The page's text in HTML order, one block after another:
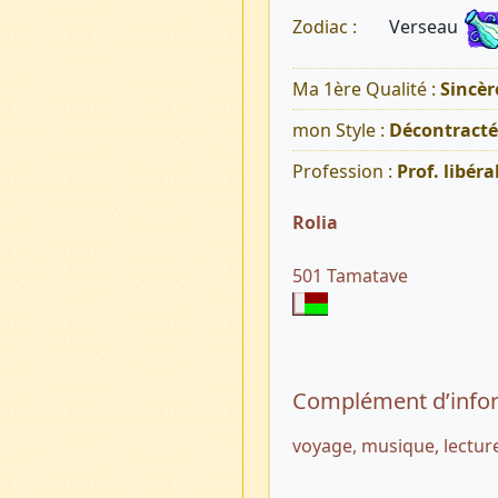
Zodiac : Verseau
Ma 1ère Qualité :
mon Style : Décontracté
Profession : Prof.
Rolia
501 Tamatave
Complément
voyage, musique,